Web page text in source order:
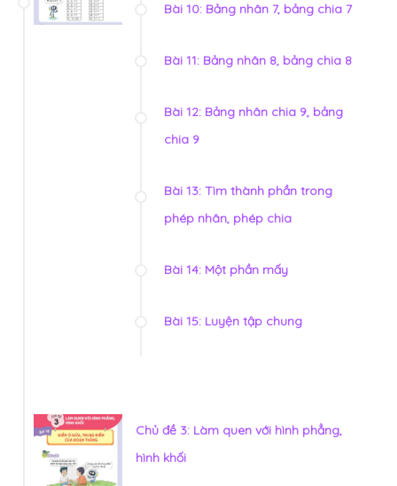
Bài 10: Bảng nhân 7, bảng chia 7
Bài 11: Bảng nhân 8, bảng chia 8
Bài 12: Bảng nhân chia 9, bảng
chia 9
Bài 13: Tìm thành phần trong
phép nhân, phép chia
Bài 14: Một phần mấy
Bài 15: Luyện tập chung
Chủ đề 3: Làm quen với hình phẳng,
hình khối